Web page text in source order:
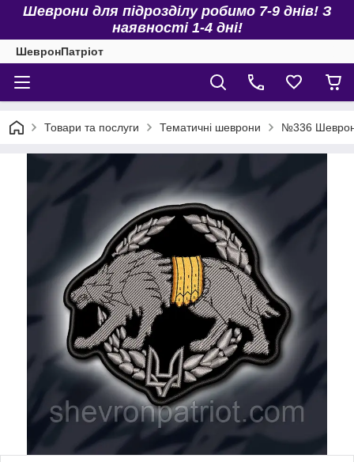
Шеврони для підрозділу робимо 7-9 днів! З
наявності 1-4 дні!
ШевронПатріот
Товари та послуги Тематичні шеврони №336